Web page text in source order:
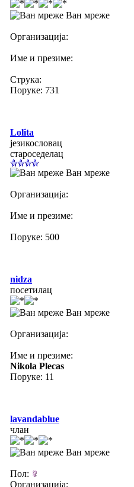
Ван мреже
Организација:
Име и презиме:
Струка:
Поруке: 731
Lolita
језикословац
староседелац
Ван мреже
Организација:
Име и презиме:
Поруке: 500
nidza
посетилац
Ван мреже
Организација:
Име и презиме:
Nikola Plecas
Поруке: 11
lavandablue
члан
Ван мреже
Пол:
Организација: